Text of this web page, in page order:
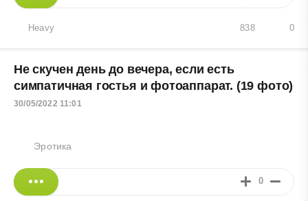
Heavy 0
838
Не скучен день до вечера, если есть
симпатичная гостья и фотоаппарат. (19 фото)
30/05/2022 11:01
Эротика
0